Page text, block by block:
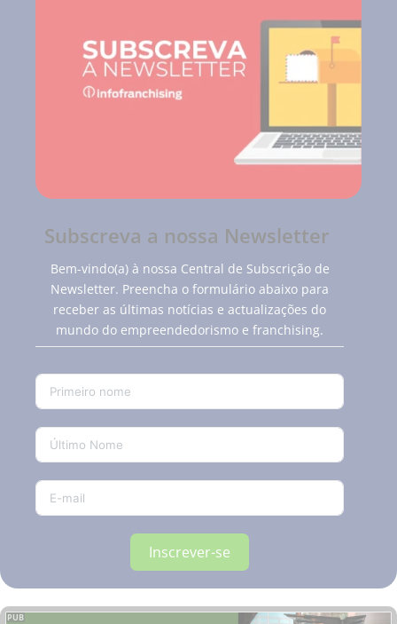
Subscreva a nossa Newsletter
Bem-vindo(a) à nossa Central de Subscrição de
Newsletter. Preencha o formulário abaixo para
receber as últimas notícias e actualizações do
mundo do empreendedorismo e franchising.
Inscrever-se
PUB